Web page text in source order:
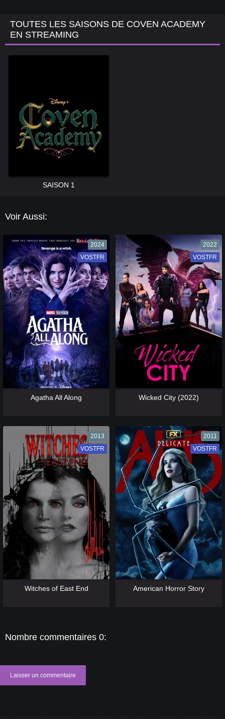
TOUTES LES SAISONS DE COVEN ACADEMY
EN STREAMING
SAISON 1
Voir Aussi:
2024
VF
VOSTFR
Agatha All Along
2022
VF
VOSTFR
Wicked City (2022)
2013
VF
VOSTFR
Witches of East End
2011
VF
VOSTFR
American Horror Story
Nombre commentaires 0:
Laisser un commentaire